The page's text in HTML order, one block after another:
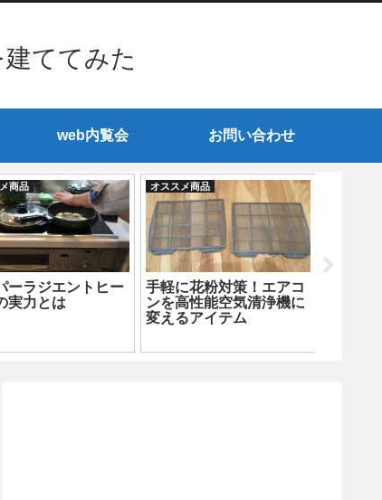
ててみた
web内覧会 お問い合わせ
商品
高断熱住宅の住ま
網戸は必要な
オススメ商品
ガデリウスドアに取付可
能なスマートロック
「Qrio Lock」が良い！